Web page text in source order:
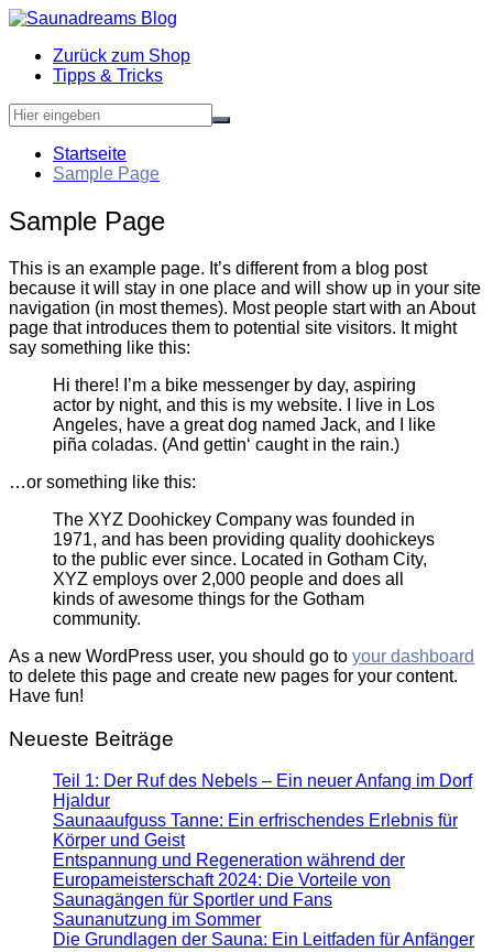
Zum
springenZurück zum Shop
Tipps & Tricks
Startseite
Sample Page
Sample Page
This is an example page. It’s different from a blog post
because it will stay in one place and will show up in your site
navigation (in most themes). Most people start with an About
page that introduces them to potential site visitors. It might
say something like this:
Hi there! I’m a bike messenger by day, aspiring
actor by night, and this is my website. I live in Los
Angeles, have a great dog named Jack, and I like
piña coladas. (And gettin‘ caught in the rain.)
…or something like this:
The XYZ Doohickey Company was founded in
1971, and has been providing quality doohickeys
to the public ever since. Located in Gotham City,
XYZ employs over 2,000 people and does all
kinds of awesome things for the Gotham
community.
As a new WordPress user, you should go to your dashboard
to delete this page and create new pages for your content.
Have fun!
Neueste Beiträge
Teil 1: Der Ruf des Nebels – Ein neuer Anfang im Dorf
Hjaldur
Saunaaufguss Tanne: Ein erfrischendes Erlebnis für
Körper und Geist
Entspannung und Regeneration während der
Europameisterschaft 2024: Die Vorteile von
Saunagängen für Sportler und Fans
Saunanutzung im Sommer
Die Grundlagen der Sauna: Ein Leitfaden für Anfänger